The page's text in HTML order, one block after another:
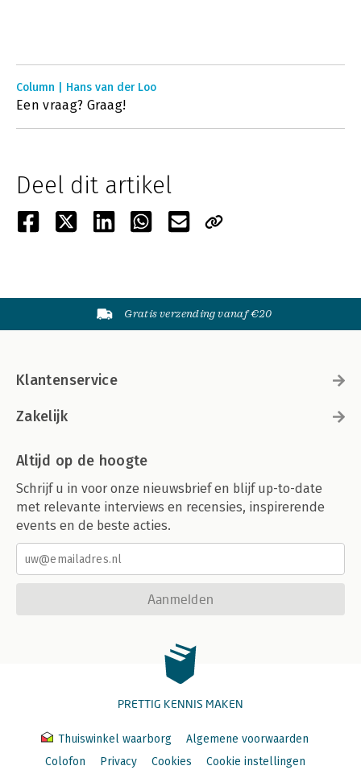
Column | Hans van der Loo
Een vraag? Graag!
Deel dit artikel
Gratis verzending vanaf €20
Klantenservice
Zakelijk
Altijd op de hoogte
Schrijf u in voor onze nieuwsbrief en blijf up-to-date
met relevante interviews en recensies, inspirerende
events en de beste acties.
Aanmelden
PRETTIG KENNIS MAKEN
Thuiswinkel waarborg
Algemene voorwaarden
Colofon
Privacy Cookies Cookie instellingen